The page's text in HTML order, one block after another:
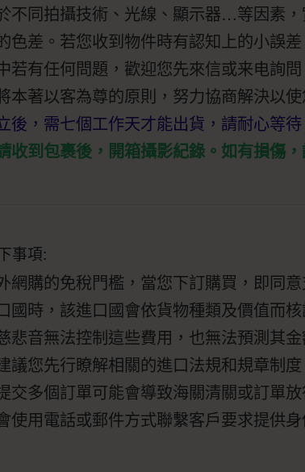
不同拍攝技術、光線、顯示器…等因素
色差。若您收到物件時有認知上的小誤差
若有任何問題，歡迎您先來信或来电詢問
本著以客為尊的原則，努力協商解決以使
後，需七個工作天才能出貨，請耐心等待
收到包裹後，開箱攝影紀錄。如有損傷
事項:
網購的免稅門檻，當您下訂購買，即同意
國時，該進口國會依貨物種類及價值而
悲音無法控制這些費用，也無法預測其金
議您先行瞭解相關的進口法規和規章制度
交多個訂單可能會導致海關清關或訂單放
使用電話或郵件方式聯繫客戶要求提供身